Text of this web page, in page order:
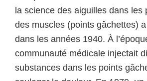
la science des aiguilles dans les
des muscles (points gâchettes)
dans les années 1940. À
communauté médicale injectait
substances dans les points